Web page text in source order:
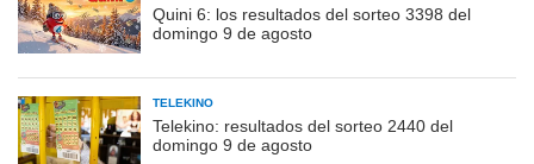
Quini 6: los resultados del sorteo 3398 del
domingo 9 de agosto
TELEKINO
Telekino: resultados del sorteo 2440 del
domingo 9 de agosto